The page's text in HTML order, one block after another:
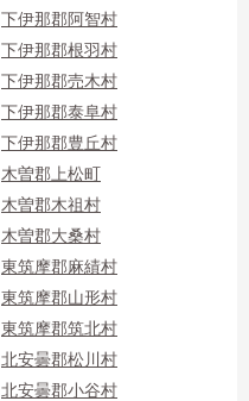
下伊那郡阿智村
下伊那郡根羽村
下伊那郡売木村
下伊那郡泰阜村
下伊那郡豊丘村
木曽郡上松町
木曽郡木祖村
木曽郡大桑村
東筑摩郡麻績村
東筑摩郡山形村
東筑摩郡筑北村
北安曇郡松川村
北安曇郡小谷村